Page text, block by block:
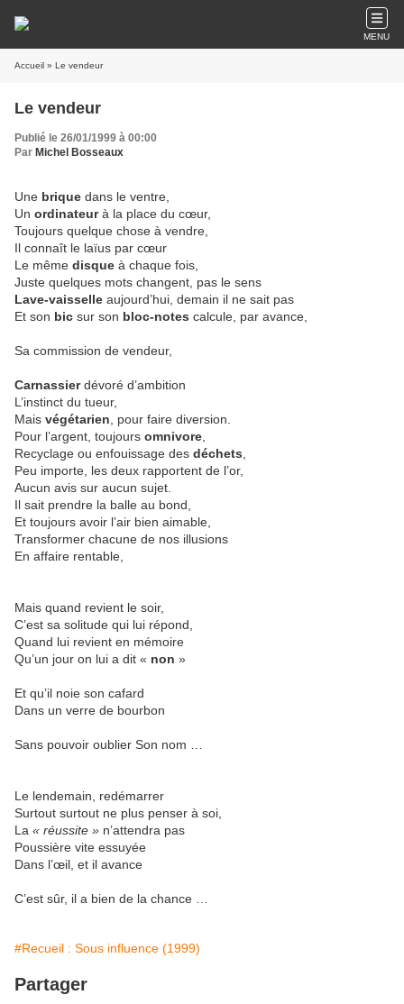
MENU
Accueil » Le vendeur
Le vendeur
Publié le 26/01/1999 à 00:00
Par Michel Bosseaux
Une brique dans le ventre,
Un ordinateurà la place du cœur,
Toujours quelque chose à vendre,
Il connaît le laïus par cœur
Le même disque à chaque fois,
Juste quelques mots changent, pas le sens
Lave-vaisselle aujourd’hui, demain il ne sait pas
Et son bic sur son bloc-notes calcule, par avance,
Sa commission de vendeur,
Carnassierdévoré d’ambition
L’instinct du tueur,
Mais végétarien , pour faire diversion.
Pour l’argent, toujours omnivore
Recyclage ou enfouissage des déchets
Peu importe, les deux rapportent de l’or,
Aucun avis sur aucun sujet.
Il sait prendre la balle au bond,
Et toujours avoir l’air bien aimable,
Transformer chacune de nos illusions
En affaire rentable,
Mais quand revient le soir,
C’est sa solitude qui lui répond,
Quand lui revient en mémoire
Qu’un jour on lui a dit « non »
Et qu’il noie son cafard
Dans un verre de bourbon
Sans pouvoir oublier Son nom …
Le lendemain, redémarrer
Surtout surtout ne plus penser à soi,
La « réussite » n’attendra pas
Poussière vite essuyée
Dans l’œil, et il avance
C’est sûr, il a bien de la chance …
#Recueil : Sous influence (1999)
Partager